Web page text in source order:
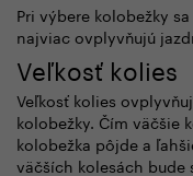
Pri výbere kolobežky
najviac ovplyvňujú
Veľkosť kolies
Veľkosť kolies
kolobežky. Čím väčšie
kolobežka pôjde a
väčších kolesách